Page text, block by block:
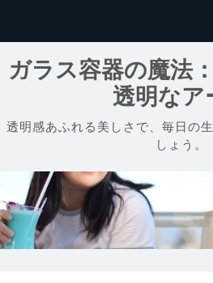
ガラス容器の魔法
透明なア
透明感あふれる美しさで、毎日の
しょう。